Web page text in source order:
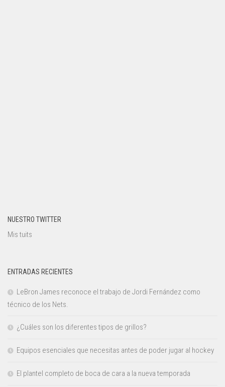
NUESTRO TWITTER
Mis tuits
ENTRADAS RECIENTES
LeBron James reconoce el trabajo de Jordi Fernández como
técnico de los Nets.
¿Cuáles son los diferentes tipos de grillos?
Equipos esenciales que necesitas antes de poder jugar al hockey
El plantel completo de boca de cara a la nueva temporada